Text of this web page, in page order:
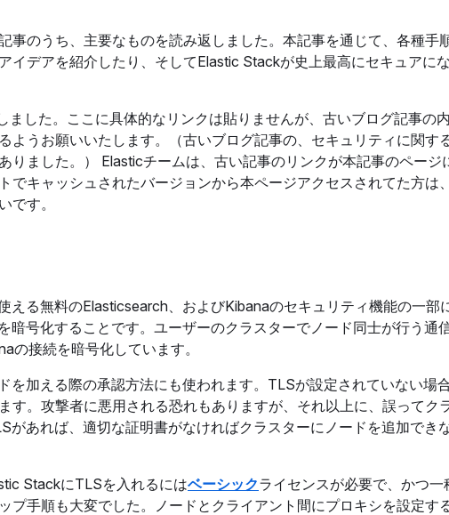
事のうち、主要なものを読み返しました。本記事を通じて、各種手
イデアを紹介したり、そしてElastic Stackが史上最高にセキュアに
ました。ここに具体的なリンクは貼りませんが、古いブログ記事の
ようお願いいたします。（古いブログ記事の、セキュリティに関す
りました。） Elasticチームは、古い記事のリンクが本記事のページ
でキャッシュされたバージョンから本ページアクセスされてた方は
です。
える無料のElasticsearch、およびKibanaのセキュリティ機能の一部
暗号化することです。ユーザーのクラスターでノード同士が行う通
の接続を暗号化しています。
を加える際の承認方法にも使われます。TLSが設定されていない場
す。攻撃者に悪用される恐れもありますが、それ以上に、誤ってク
があれば、適切な証明書がなければクラスターにノードを追加でき
StackにTLSを入れるにはベーシックライセンスが必要で、かつ
プ手順も大変でした。ノードとクライアント間にプロキシを設定す